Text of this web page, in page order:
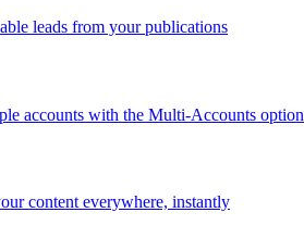
leads from your publications
accounts with the Multi-Accounts option
content everywhere, instantly